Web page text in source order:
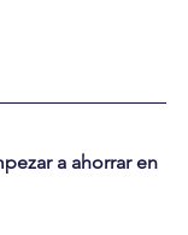
a ahorrar en